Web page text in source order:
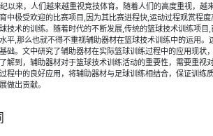
以来，人们越来越重视竞技体育。随着人们的高度重视，
中极受欢迎的比赛项目,因为其比赛进程快,运动过程观赏程
技术的训练。随着时代的不断发展,传统的篮球技术训练项
平,那么也就不得不重视辅助器材在篮球技术训练中的运用
础。文中研究了辅助器材在实际篮球训练过程中的应用现
解到，辅助器材对于篮球技术训练活动的重要性，需要重
程中的良好应用，将辅助器材与足球训练相结合，保证训练
做出贡献。